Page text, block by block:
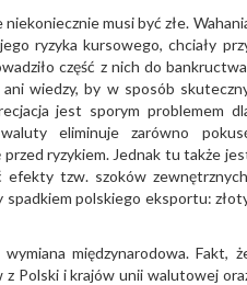
musi być złe.
ryzyka kursowego, chciały
część z nich do
wiedzy, by w sposób
jest sporym problemem
eliminuje zarówno
ryzykiem. Jednak tu także
efekty tzw. szoków
polskiego eksportu:
międzynarodowa. Fakt,
Polski i krajów unii walutowej